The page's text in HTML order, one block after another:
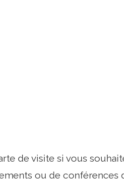
de visite si vous
ou de conférences